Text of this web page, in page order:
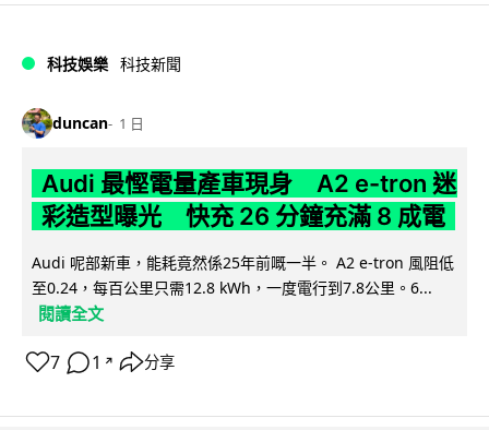
科技娛樂 科技新聞
duncan 1 日
Audi 最慳電量產車現身 A2 e-tron 迷
彩造型曝光 快充 26 分鐘充滿 8 成電
Audi 呢部新車，能耗竟然係25年前嘅一半。 A2 e-tron 風阻低
至0.24，每百公里只需12.8 kWh，一度電行到7.8公里。6...
閱讀全文
7 1 ↗ 分享